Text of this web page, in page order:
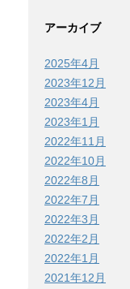
アーカイブ
2025年4月
2023年12月
2023年4月
2023年1月
2022年11月
2022年10月
2022年8月
2022年7月
2022年3月
2022年2月
2022年1月
2021年12月